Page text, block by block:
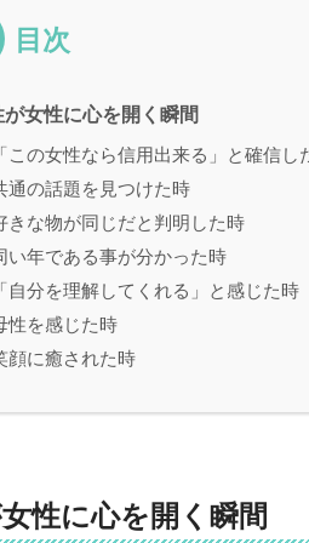
目次
が女性に心を開く瞬間
「この女性なら信用出来る」と確信し
通の話題を見つけた時
きな物が同じだと判明した時
い年である事が分かった時
「自分を理解してくれる」と感じた時
性を感じた時
顔に癒された時
性に心を開く瞬間